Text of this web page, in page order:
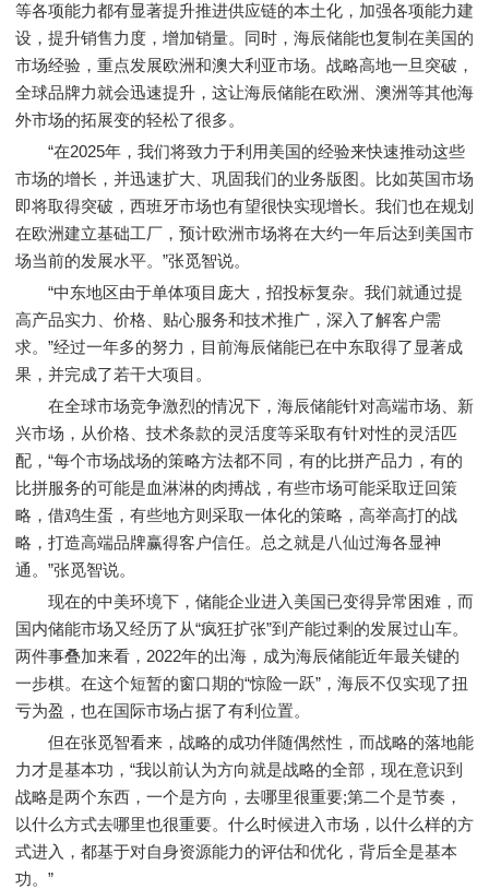
等各项能力都有显著提升推进供应链的本土化，加强各项能⼒建
设，提升销售⼒度，增加销量。同时，海辰储能也复制在美国的
市场经验，重点发展欧洲和澳大利亚市场。战略高地一旦突破，
全球品牌力就会迅速提升，这让海辰储能在欧洲、澳洲等其他海
外市场的拓展变的轻松了很多。
“在2025年，我们将致力于利用美国的经验来快速推动这些
市场的增长，并迅速扩大、巩固我们的业务版图。比如英国市场
即将取得突破，西班牙市场也有望很快实现增长。我们也在规划
在欧洲建立基础工厂，预计欧洲市场将在⼤约⼀年后达到美国市
场当前的发展水平。”张觅智说。
“中东地区由于单体项目庞大，招投标复杂。我们就通过提
高产品实力、价格、贴心服务和技术推广，深入了解客户需
求。”经过一年多的努力，目前海辰储能已在中东取得了显著成
果，并完成了若干大项目。
在全球市场竞争激烈的情况下，海辰储能针对高端市场、新
兴市场，从价格、技术条款的灵活度等采取有针对性的灵活匹
配，“每个市场战场的策略方法都不同，有的比拼产品力，有的
比拼服务的可能是血淋淋的肉搏战，有些市场可能采取迂回策
略，借鸡生蛋，有些地方则采取一体化的策略，高举高打的战
略，打造高端品牌赢得客户信任。总之就是八仙过海各显神
通。”张觅智说。
现在的中美环境下，储能企业进入美国已变得异常困难，而
国内储能市场又经历了从“疯狂扩张”到产能过剩的发展过山车。
两件事叠加来看，2022年的出海，成为海辰储能近年最关键的
一步棋。在这个短暂的窗口期的“惊险一跃”，海辰不仅实现了扭
亏为盈，也在国际市场占据了有利位置。
但在张觅智看来，战略的成功伴随偶然性，而战略的落地能
力才是基本功，“我以前认为方向就是战略的全部，现在意识到
战略是两个东西，一个是方向，去哪里很重要;第二个是节奏，
以什么方式去哪里也很重要。什么时候进入市场，以什么样的方
式进入，都基于对自身资源能力的评估和优化，背后全是基本
功。”